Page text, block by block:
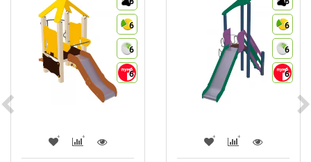
6
6
6
6
6
6